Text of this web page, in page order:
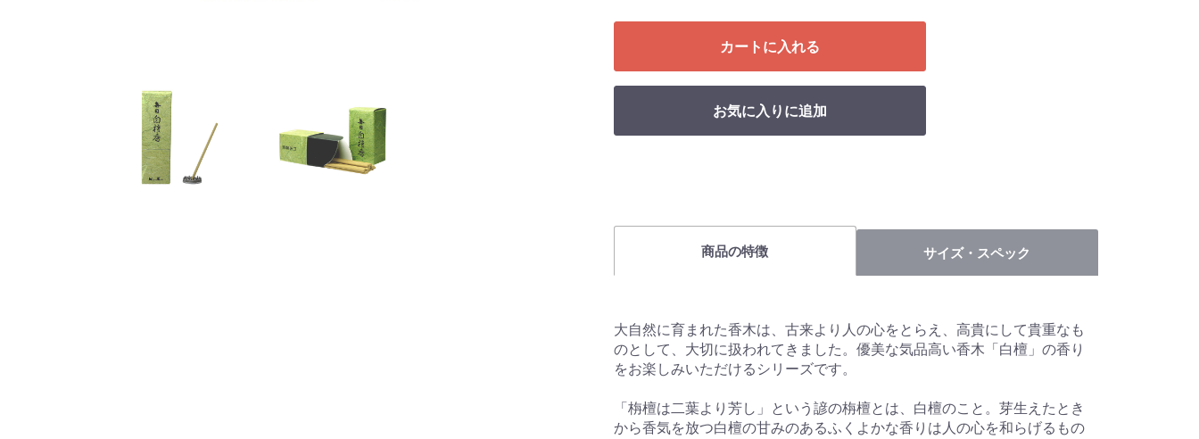
カートに入れる
お気に入りに追加
商品の特徴 サイズ・スペック
大自然に育まれた香木は、古来より人の心をとらえ、高貴にして貴重なも
のとして、大切に扱われてきました。優美な気品高い香木「白檀」の香り
をお楽しみいただけるシリーズです。
「栴檀は二葉より芳し」という諺の栴檀とは、白檀のこと。芽生えたとき
から香気を放つ白檀の甘みのあるふくよかな香りは人の心を和らげるもの